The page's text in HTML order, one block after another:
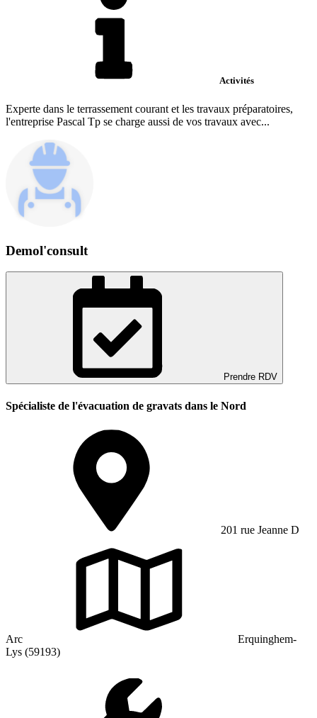
Activités
Experte dans le terrassement courant et les travaux préparatoires,
l'entreprise Pascal Tp se charge aussi de vos travaux avec...
Demol'consult
Prendre RDV
Spécialiste de l'évacuation de gravats dans le Nord
201 rue Jeanne D
Arc
Erquinghem-
Lys (59193)